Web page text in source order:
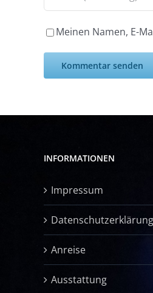
Meinen Namen, E-
INFORMATIONEN
Impressum
Datenschutzerklärung
Anreise
Ausstattung